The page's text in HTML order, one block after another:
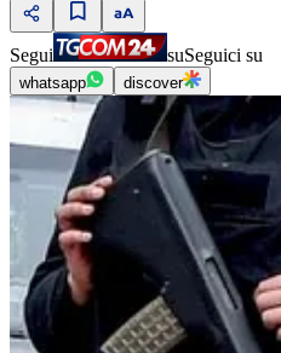
Segui suSeguici su
whatsapp discover